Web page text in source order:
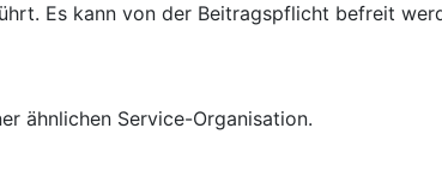
Es kann von der Beitragspflicht befreit
ähnlichen Service-Organisation.